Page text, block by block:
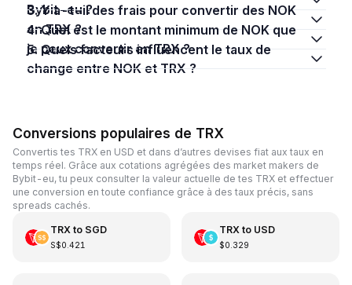
Bybit-eu ?
3. Y a-t-il des frais pour convertir des NOK
en TRX ?
4. Quel est le montant minimum de NOK que
je peux convertir en TRX ?
5. Quels facteurs influencent le taux de
change entre NOK et TRX ?
Conversions populaires de TRX
Convertis tes TRX en USD et dans d’autres devises fiat aux taux en
temps réel. Grâce aux cotations agrégées des market makers de
Bybit-eu, tu peux consulter la valeur actuelle de tes TRX et effectuer
une conversion en toute confiance grâce à des taux précis, sans
spreads cachés.
TRXto SGD
S$0.421
TRXto USD
$0.329